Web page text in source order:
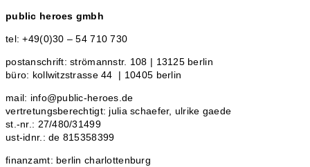
public heroes gmbh
tel: +49(0)30 – 54 710 730
postanschrift: strömannstr. 108 | 13125 berlin
büro: kollwitzstrasse 44 | 10405 berlin
mail: info@public-heroes.de
vertretungsberechtigt: julia schaefer, ulrike gaede
st.-nr.: 27/480/31499
ust-idnr.: de 815358399
finanzamt: berlin charlottenburg